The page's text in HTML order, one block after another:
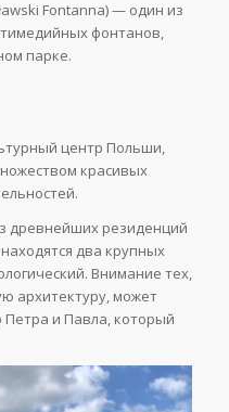
Fontanna) — один из
фонтанов,
парке.
центр Польши,
красивых
древнейших резиденций
два крупных
Внимание тех,
архитектуру, может
и Павла, который